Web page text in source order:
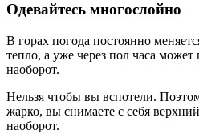
Одевайтесь многослойно
В горах погода постоянно
тепло, а уже через пол часа
наоборот.
Нельзя чтобы вы вспотели.
жарко, вы снимаете с себя
наоборот.